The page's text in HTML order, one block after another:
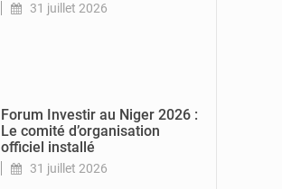
31 juillet 2026
Forum Investir au Niger 2026 :
Le comité d’organisation
officiel installé
31 juillet 2026